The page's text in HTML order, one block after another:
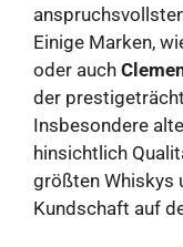
Einige Marken,
oder auch
der
Insbesondere
hinsichtlich
größten Whiskys
Kundschaft auf